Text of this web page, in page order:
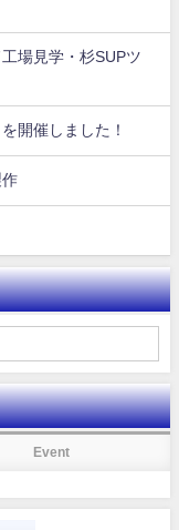
場見学・杉SUPツ
開催しました！
Event